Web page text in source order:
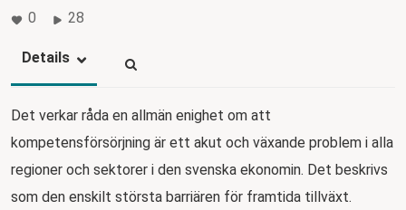
0 28
Details
Det verkar råda en allmän enighet om att
kompetensförsörjning är ett akut och växande problem i alla
regioner och sektorer i den svenska ekonomin. Det beskrivs
som den enskilt största barriären för framtida tillväxt.